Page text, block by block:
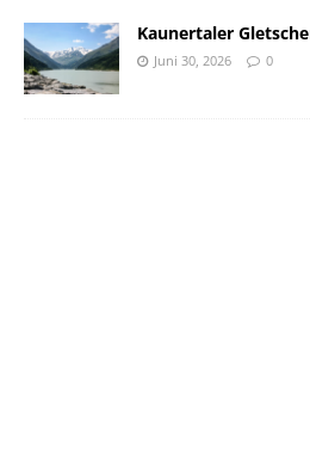
Kaunertaler
Juni 30, 2026 0